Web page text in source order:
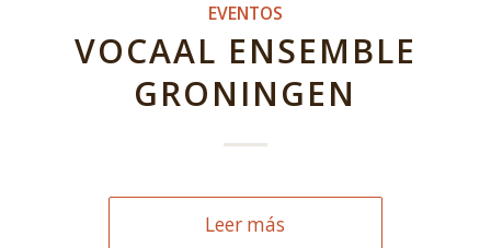
EVENTOS
VOCAAL ENSEMBLE
GRONINGEN
Leer más